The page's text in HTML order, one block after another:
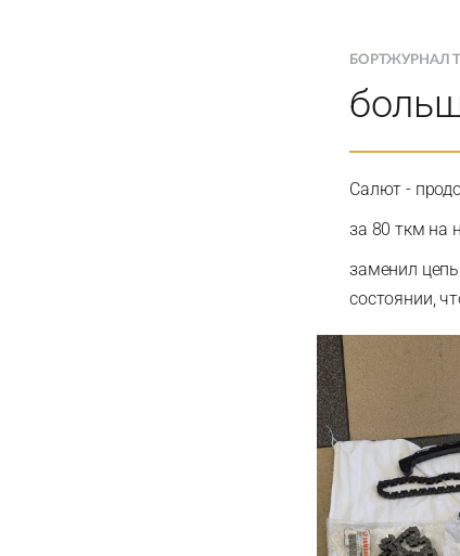
БОРТЖУРНАЛ
Салют -
за 80 ткм на
заменил
состоянии,